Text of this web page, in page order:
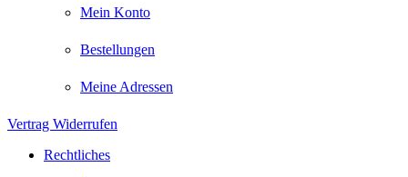
Mein Konto
Bestellungen
Meine Adressen
Vertrag Widerrufen
Rechtliches